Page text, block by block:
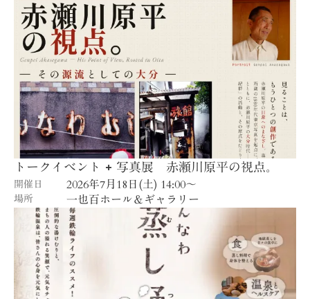
トークイベント + 写真展 赤瀬川原平の視点。
開催日 2026年7月18日(土) 14:00〜
場所 一也百ホール＆ギャラリー